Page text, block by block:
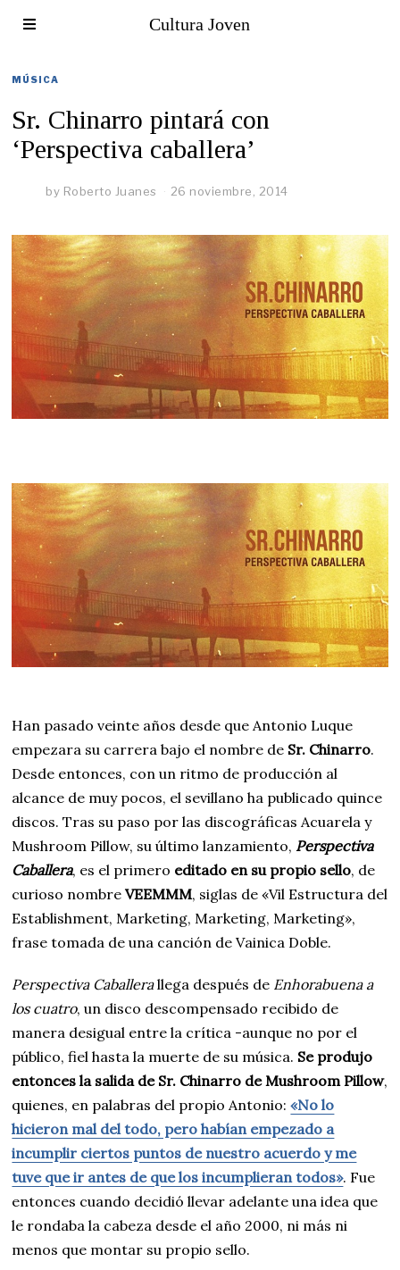
Cultura Joven
MÚSICA
Sr. Chinarro pintará con
‘Perspectiva caballera’
by Roberto Juanes 26 noviembre, 2014
Han pasado veinte años desde que Antonio Luque
empezara su carrera bajo el nombre de Sr. Chinarro.
Desde entonces, con un ritmo de producción al
alcance de muy pocos, el sevillano ha publicado quince
discos. Tras su paso por las discográficas Acuarela y
Mushroom Pillow, su último lanzamiento, Perspectiva
Caballera, es el primero editado en su propio sello, de
curioso nombreVEEMMM, siglas de «Vil Estructura del
Establishment, Marketing, Marketing, Marketing»,
frase tomada de una canción de Vainica Doble.
Perspectiva Caballerallega después de Enhorabuena a
los cuatro, un disco descompensado recibido de
manera desigual entre la crítica -aunque no por el
público, fiel hasta la muerte de su música. Se produjo
entonces la salida de Sr. Chinarro de Mushroom Pillow,
quienes, en palabras del propio Antonio:«No lo
hicieron mal del todo, pero habían empezado a
incumplir ciertos puntos de nuestro acuerdo y me
tuve que ir antes de que los incumplieran todos». Fue
entonces cuando decidió llevar adelante una idea que
le rondaba la cabeza desde el año 2000, ni más ni
menos que montar su propio sello.